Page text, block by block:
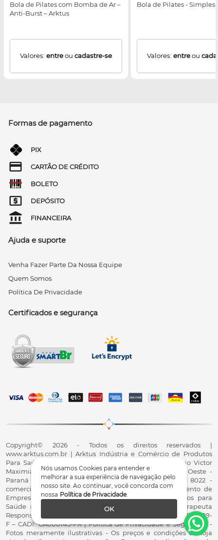
Nós usamos Cookies para entender e
melhorar a sua experiência de navegação pelo
nosso site. Ao continuar, você concorda com
nossa Política de Privacidade.
OK
Bola de Pilates com Bomba de Ar –
Anti-Burst – Arktus
Valores: entreou cadastre-se
Bola de Pilates - Simples
Valores: entreou
Formas de pagamento
PIX
CARTÃO DE CRÉDITO
BOLETO
DEPÓSITO
FINANCEIRA
Ajuda e suporte
Venha Fazer Parte Da Nossa Equipe
Quem Somos
Política De Privacidade
Certificados e segurança
Copyright© 2026 - Todos os direitos reservados |
www.arktus.com.br | Arktus Indústria e Comércio de Produtos
Para Saúde Ltda | CNPJ: 01.417.367/0001-78 | R. Antônio Victor
Maximiano, 107, Parque Industrial II, Santa Tereza do Oeste -
Paraná - CEP 85825-900 - Fale conosco: 0800 200 8022 -
comercial@arktus.com.br | Autorização de Funcionamento de
Empresa - AFE/ANVISA - Para Fabricação de Produtos para
Saúde (Correlatos): 8.02.844-5 (UX418X102741) - Fisioterapeuta
Responsável Técnico Dr. Alex Fernando Zani - Crefito8(PR): 8409-
F – CADI: CA000145-PR | Política de Privacidade e Segurança -
Fotos meramente ilustrativas - Os preços e condições da loja